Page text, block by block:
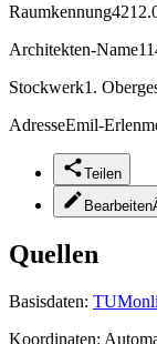
Raumkennung
Architekten-Name
Stockwerk1.
AdresseEmil-
Teilen
Bearbeiten
Quellen
Basisdaten:
Koordinaten: